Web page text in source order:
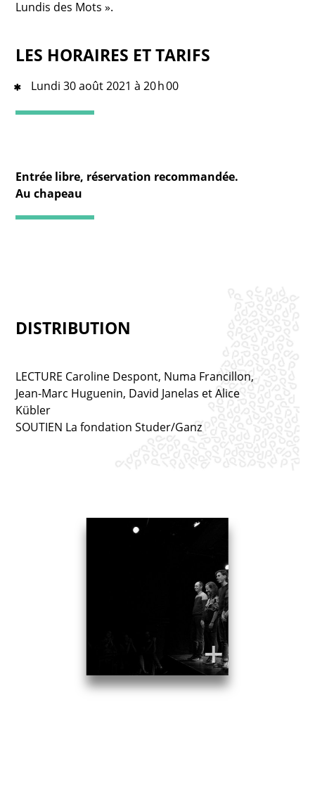
Lundis des Mots ».
LES HORAIRES ET TARIFS
Lundi 30 août 2021 à 20 h 00
Entrée libre, réservation recommandée.
Au chapeau
DISTRIBUTION
LECTURE Caroline Despont, Numa Francillon,
Jean-Marc Huguenin, David Janelas et Alice
Kübler
SOUTIEN La fondation Studer/Ganz